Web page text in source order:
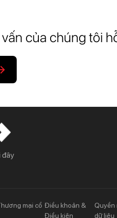
của chúng tôi
doanh
đây
mại cổ Điều khoản &
Điều kiện
Quyền
dữ liệu